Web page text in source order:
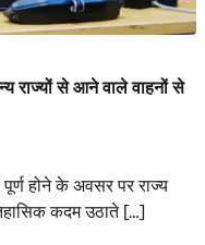
राज्यों से आने वाले वाहनों से
होने के अवसर पर राज्य
कदम उठाते […]